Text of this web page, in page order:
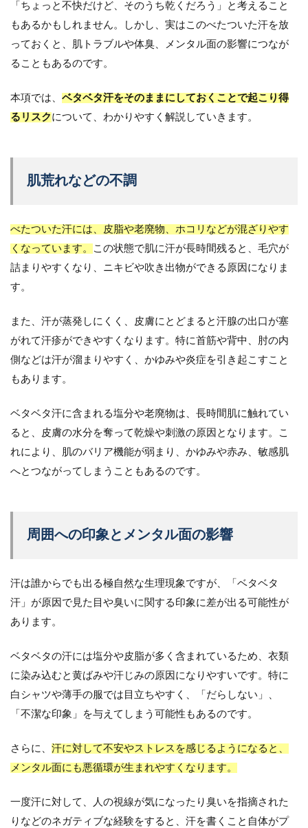
「ちょっと不快だけど、そのうち乾くだろう」と考えること
もあるかもしれません。しかし、実はこのべたついた汗を放
っておくと、肌トラブルや体臭、メンタル面の影響につなが
ることもあるのです。
本項では、 ベタベタ汗をそのままにしておくことで起こり得
るリスク について、わかりやすく解説していきます。
肌荒れなどの不調
べたついた汗には、皮脂や老廃物、ホコリなどが混ざりやす
くなっています。
この状態で肌に汗が長時間残ると、毛穴が
詰まりやすくなり、ニキビや吹き出物ができる原因になりま
す。
また、汗が蒸発しにくく、皮膚にとどまると汗腺の出口が塞
がれて汗疹ができやすくなります。特に首筋や背中、肘の内
側などは汗が溜まりやすく、かゆみや炎症を引き起こすこと
もあります。
ベタベタ汗に含まれる塩分や老廃物は、長時間肌に触れてい
ると、皮膚の水分を奪って乾燥や刺激の原因となります。こ
れにより、肌のバリア機能が弱まり、かゆみや赤み、敏感肌
へとつながってしまうこともあるのです。
周囲への印象とメンタル面の影響
汗は誰からでも出る極自然な生理現象ですが、「ベタベタ
汗」が原因で見た目や臭いに関する印象に差が出る可能性が
あります。
ベタベタの汗には塩分や皮脂が多く含まれているため、衣類
に染み込むと黄ばみや汗じみの原因になりやすいです。特に
白シャツや薄手の服では目立ちやすく、「だらしない」、
「不潔な印象」を与えてしまう可能性もあるのです。
さらに、 汗に対して不安やストレスを感じるようになると、
メンタル面にも悪循環が生まれやすくなります。
一度汗に対して、人の視線が気になったり臭いを指摘された
りなどのネガティブな経験をすると、汗を書くこと自体がプ